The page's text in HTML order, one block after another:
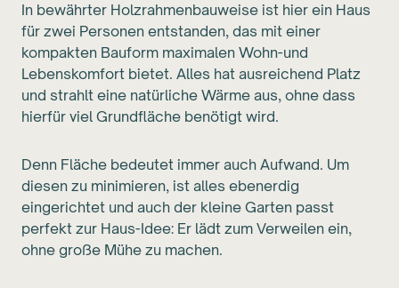
In bewährter Holzrahmenbauweise ist hier ein Haus
für zwei Personen entstanden, das mit einer
kompakten Bauform maximalen Wohn-und
Lebenskomfort bietet. Alles hat ausreichend Platz
und strahlt eine natürliche Wärme aus, ohne dass
hierfür viel Grundfläche benötigt wird.
Denn Fläche bedeutet immer auch Aufwand. Um
diesen zu minimieren, ist alles ebenerdig
eingerichtet und auch der kleine Garten passt
perfekt zur Haus-Idee: Er lädt zum Verweilen ein,
ohne große Mühe zu machen.